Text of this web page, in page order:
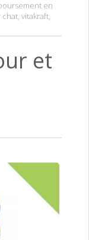
en
chat, vitakraft,
et